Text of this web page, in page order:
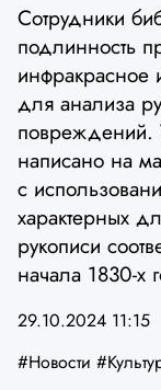
Сотрудники
подлинность
инфракрасное
для анализа
повреждений.
написано на
с
характерных
рукописи
начала 1830-х
29.10.2024 11:15
#Новости